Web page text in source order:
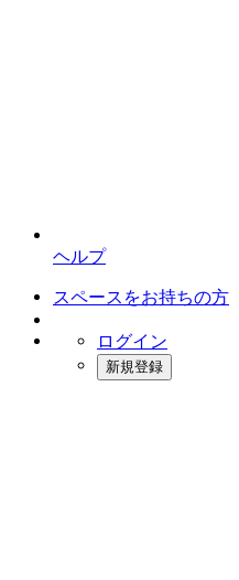
ヘルプ
スペースをお持ちの方
ログイン
新規登録